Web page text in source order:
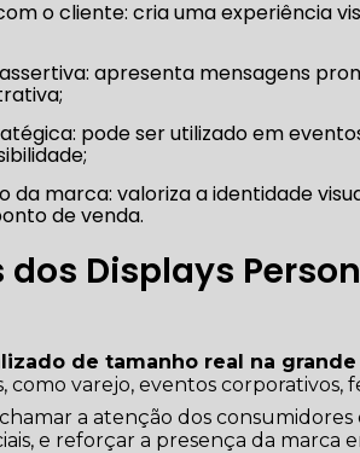
de venda.
Displays
de tamanho real na grande
como varejo, eventos corporativos,
chamar a atenção dos
e reforçar a presença da marca